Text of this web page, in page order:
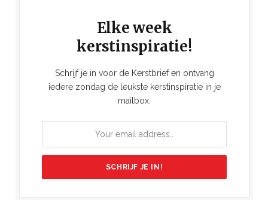
Elke week
kerstinspiratie!
Schrijf je in voor de Kerstbrief en ontvang
iedere zondag de leukste kerstinspiratie in je
mailbox.